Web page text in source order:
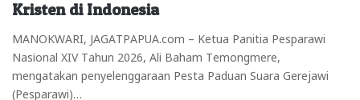
Kristen di Indonesia
MANOKWARI, JAGATPAPUA.com – Ketua Panitia Pesparawi
Nasional XIV Tahun 2026, Ali Baham Temongmere,
mengatakan penyelenggaraan Pesta Paduan Suara Gerejawi
(Pesparawi)…